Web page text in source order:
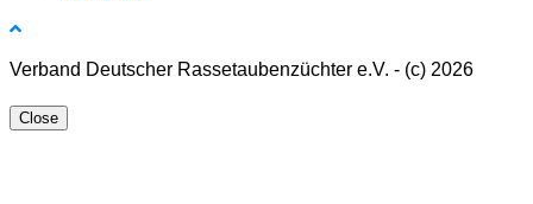
Verband Deutscher Rassetaubenzüchter e.V. - (c) 2026
Close